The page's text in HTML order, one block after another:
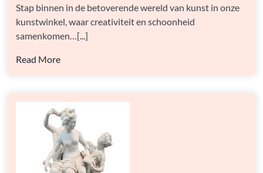
Stap binnen in de betoverende wereld van kunst in onze
kunstwinkel, waar creativiteit en schoonheid
samenkomen…[...]
Read More